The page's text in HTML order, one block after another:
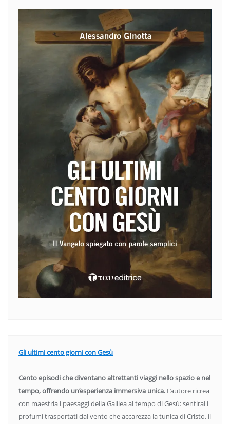
Gli ultimi cento giorni con Gesù
Cento episodi che diventano altrettanti viaggi nello spazio e nel
tempo, offrendo un’esperienza immersiva unica. L’autore ricrea
con maestria i paesaggi della Galilea al tempo di Gesù: sentirai i
profumi trasportati dal vento che accarezza la tunica di Cristo, il